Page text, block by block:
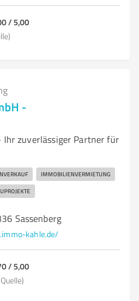
/ 5,00
-
Ihr zuverlässiger Partner für
IMMOBILIENVERMIETUNG
Sassenberg
kahle.de/
/ 5,00